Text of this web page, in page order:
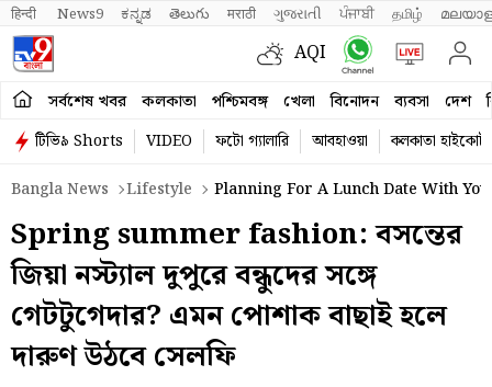
हिन्दी News9 ಕನ್ನಡ తెలుగు मराठी ગુજરાતી ਪੰਜਾਬੀ தமிழ்
AQI
সর্বশেষ খবর কলকাতা পশ্চিমবঙ্গ খেলা বিনোদন ব্যবসা দেশ
টিভি৯ Shorts VIDEO ফটো গ্যালারি আবহাওয়া
কলকাতা হাইকোর্ট
Bangla News
Lifestyle Planning For A Lunch Date With
Spring summer fashion: বসন্তের
জিয়া নস্ট্যাল দুপুরে বন্ধুদের সঙ্গে
গেটটুগেদার? এমন পোশাক বাছাই হলে
দারুণ উঠবে সেলফি